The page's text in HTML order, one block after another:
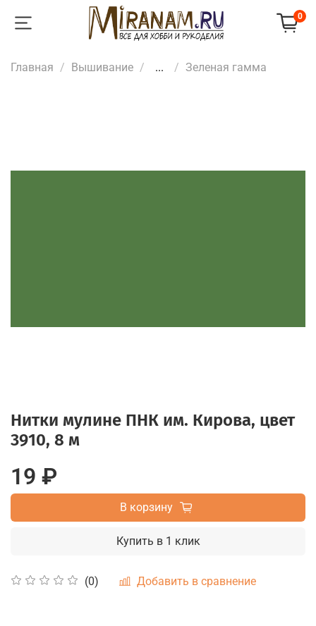
0
Главная Вышивание ... Зеленая гамма
Нитки мулине ПНК им. Кирова, цвет
3910, 8 м
(0) Добавить в сравнение
19 ₽
В корзину
Купить в 1 клик